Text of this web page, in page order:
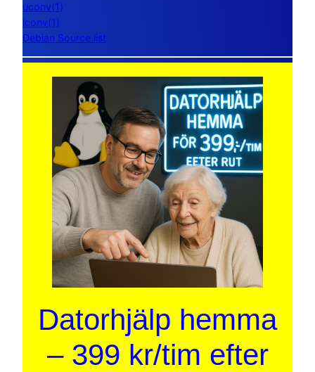
uconv(1)
iconv(1)
Debian Source list
Datorhjälp hemma
– 399 kr/tim efter